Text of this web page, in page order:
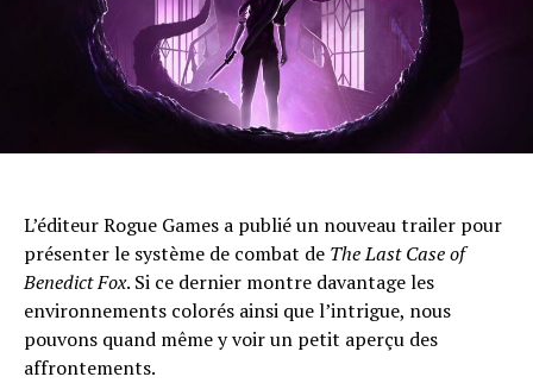
L’éditeur Rogue Games a publié un nouveau trailer pour
présenter le système de combat de The Last Case of
Benedict Fox. Si ce dernier montre davantage les
environnements colorés ainsi que l’intrigue, nous
pouvons quand même y voir un petit aperçu des
affrontements.